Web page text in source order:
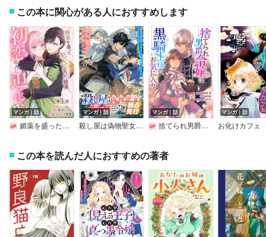
この本に関心がある人におすすめします
マンガ｜話
媚薬を盛った犯人になった結果、初恋の人に迫られています。【単話版】
マンガ｜話
殺し屋は偽物聖女と逃げることにした
マンガ｜話
捨てられ男爵令嬢は黒騎士様のお気に入り 連載版
マンガ｜話
お化けカフェ
この本を読んだ人におすすめの著者